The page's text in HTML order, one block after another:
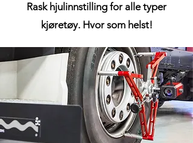
Rask hjulinnstilling for alle typer
kjøretøy. Hvor som helst!